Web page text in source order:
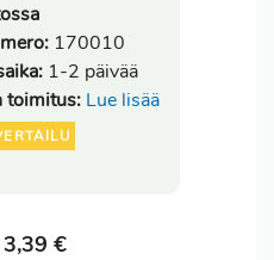
170010
1-2 päivää
toimitus: Lue lisää
€